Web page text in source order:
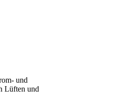
und
Lüften und